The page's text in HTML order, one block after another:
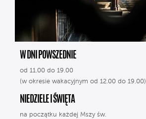
W DNI POWSZEDNIE
od 11.00 do 19.00
(w okresie wakacyjnym od 12.00 do 19.00)
NIEDZIELE I ŚWIĘTA
na początku każdej Mszy św.